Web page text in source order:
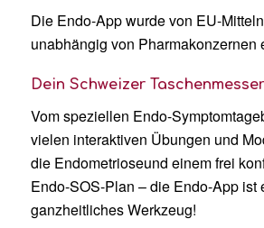
Die Endo-App wurde von EU-
unabhängig von Pharmakonzernen
Dein Schweizer Taschenmesser
Vom speziellen Endo-
vielen interaktiven Übungen und
die Endometrioseund einem frei
Endo-SOS-Plan – die Endo-App ist
ganzheitliches Werkzeug!